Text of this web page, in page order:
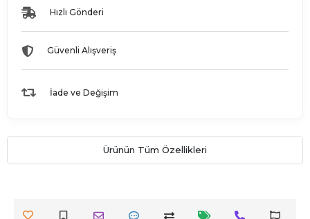
Hızlı Gönderi
Güvenli Alışveriş
İade ve Değişim
Ürünün Tüm Özellikleri